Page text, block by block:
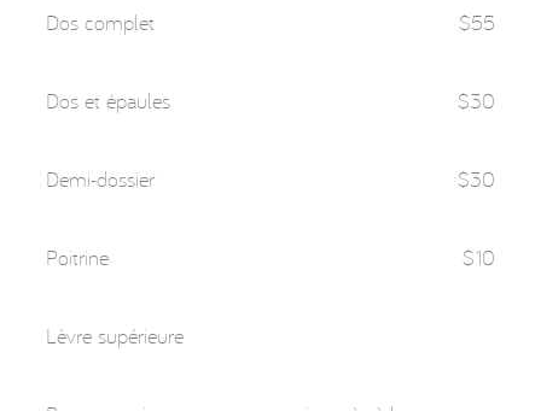
Dos complet
Dos et épaules
Demi-dossier
Poitrine
Lèvre supérieure
$55
$30
$30
$10